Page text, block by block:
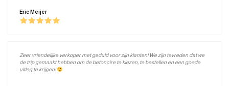
Eric Meijer
Zeer vriendelijke verkoper met geduld voor zijn klanten! We zijn tevreden dat we
de trip gemaakt hebben om de betoncire te kiezen, te bestellen en een goede
uitleg te krijgen!